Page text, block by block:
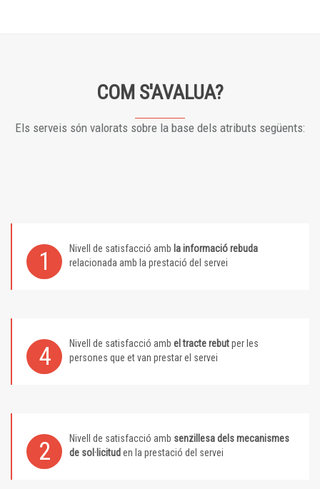
COM S'AVALUA?
Els serveis són valorats sobre la base dels atributs següents:
1 Nivell de satisfacció amb la informació rebuda
relacionada amb la prestació del servei
4 Nivell de satisfacció amb el tracte rebutper les
persones que et van prestar el servei
2 Nivell de satisfacció amb senzillesa dels mecanismes
de sol·licitud en la prestació del servei